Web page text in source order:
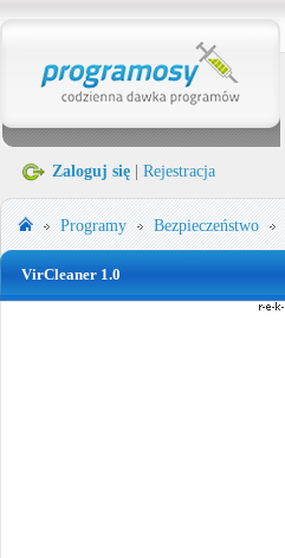
Zaloguj się Rejestracja
Programy Bezpieczeństwo
VirCleaner 1.0